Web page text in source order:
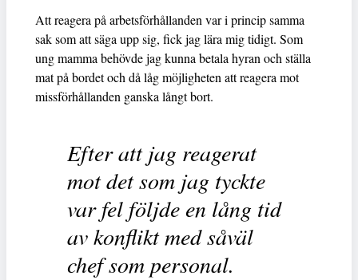
Att reagera på arbetsförhållanden var i princip samma
sak som att säga upp sig, fick jag lära mig tidigt. Som
ung mamma behövde jag kunna betala hyran och ställa
mat på bordet och då låg möjligheten att reagera mot
missförhållanden ganska långt bort.
Efter att jag reagerat
mot det som jag tyckte
var fel följde en lång tid
av konflikt med såväl
chef som personal.